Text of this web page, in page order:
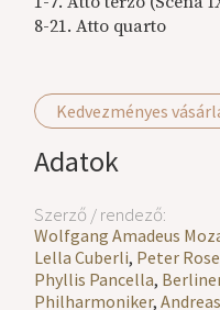
Kedvezményes
Adatok
Szerző / rendező:
Wolfgang Amadeus
Lella Cuberli, Peter Rose
Phyllis Pancella,
Philharmoniker,Andreas
8-21. Atto quarto